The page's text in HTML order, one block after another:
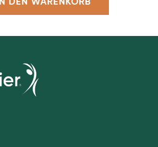
IN DEN WARENKORB